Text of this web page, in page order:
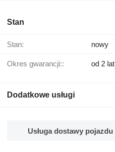
Stan
Stan: nowy
Okres gwarancji:: od 2 lat
Dodatkowe usługi
Usługa dostawy pojazdu